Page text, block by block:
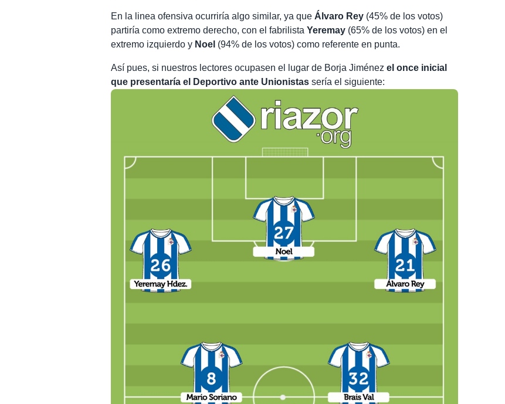
En la linea ofensiva ocurriría algo similar, ya que Álvaro Rey (45% de los votos)
partiría como extremo derecho, con el fabrilistaYeremay (65% de los votos) en el
extremo izquierdo y Noel (94% de los votos) como referente en punta.
Así pues, si nuestros lectores ocupasen el lugar de Borja Jiménezel once inicial
que presentaría el Deportivo ante Unionistas sería el siguiente: